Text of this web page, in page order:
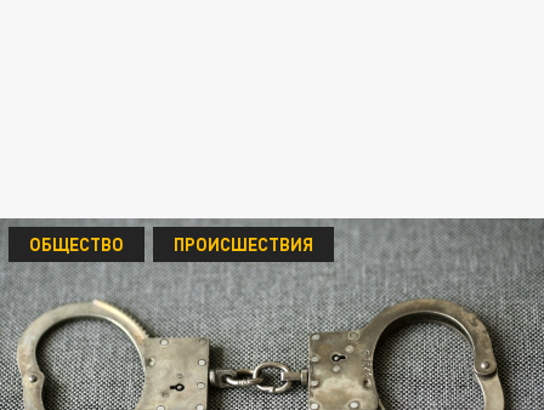
ОБЩЕСТВО ПРОИСШЕСТВИЯ